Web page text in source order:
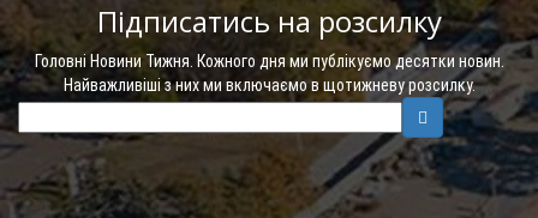
Підписатись на розсилку
Головні Новини Тижня. Кожного дня ми публікуємо десятки новин.
Найважливіші з них ми включаємо в щотижневу розсилку.